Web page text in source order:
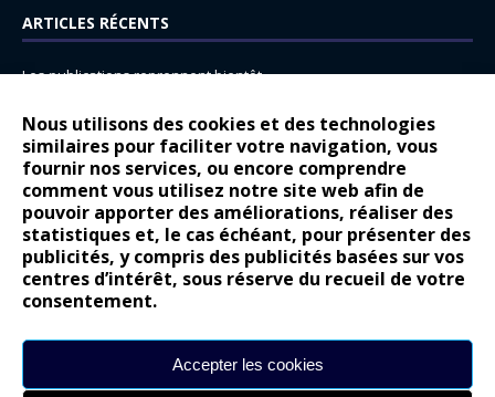
Nous utilisons des cookies et des technologies
similaires pour faciliter votre navigation, vous
fournir nos services, ou encore comprendre
comment vous utilisez notre site web afin de
pouvoir apporter des améliorations, réaliser des
statistiques et, le cas échéant, pour présenter des
publicités, y compris des publicités basées sur vos
centres d’intérêt, sous réserve du recueil de votre
consentement.
Accepter les cookies
ARTICLES RÉCENTS
Les publications reprennent bientôt…
14 juillet : nouveau film de marque pour Citroën
Renault Espace : voyage, voyage…
Peugeot E-208 GTi : naissance d’une légende
COMMENTAIRES RÉCENTS
Bernard Dardartdans
Gilly
gyo